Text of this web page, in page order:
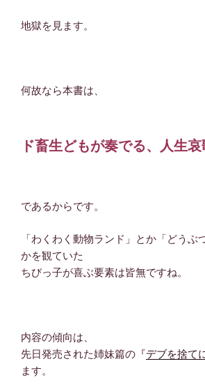
地獄を見ます。
何故なら本書は、
ド畜生どもが奏でる、人生哀
であるからです。
「わくわく動物ランド」とか「どうぶ
かを観ていた
ちびっ子が喜ぶ要素は皆無ですね。
内容の傾向は、
先日発売された姉妹篇の『デブを捨て
ます。